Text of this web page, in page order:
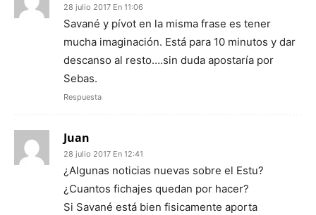
28 julio 2017 En 11:06
Savané y pívot en la misma frase es tener
mucha imaginación. Está para 10 minutos y dar
descanso al resto….sin duda apostaría por
Sebas.
Respuesta
Juan
28 julio 2017 En 12:41
¿Algunas noticias nuevas sobre el Estu?
¿Cuantos fichajes quedan por hacer?
Si Savané está bien fisicamente aporta